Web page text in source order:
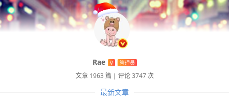
	@TableLogic
3）创建一个usercontext，
Rae V 管理员
文章 1963 篇 | 评论 3747 次
最新文章